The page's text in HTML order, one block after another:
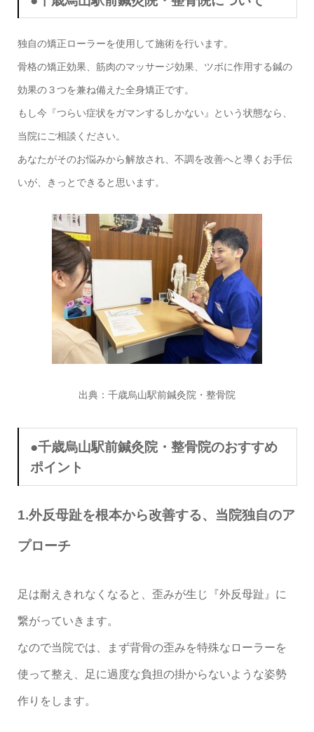
独自の矯正ローラーを使用して施術を行います。
骨格の矯正効果、筋肉のマッサージ効果、ツボに作用する鍼の
効果の３つを兼ね備えた全身矯正です。
もし今『つらい症状をガマンするしかない』という状態なら、
当院にご相談ください。
あなたがそのお悩みから解放され、不調を改善へと導くお手伝
いが、きっとできると思います。
出典： 千歳烏山駅前鍼灸院・整骨院
●千歳烏山駅前鍼灸院・整骨院のおすすめ
ポイント
1.外反母趾を根本から改善する、当院独自のア
プローチ
足は耐えきれなくなると、歪みが生じ『外反母趾』に
繋がっていきます。
なので当院では、まず背骨の歪みを特殊なローラーを
使って整え、足に過度な負担の掛からないような姿勢
作りをします。